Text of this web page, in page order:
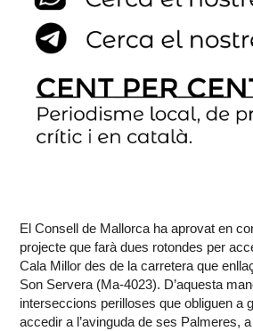
El Consell de Mallorca ha aprovat en
projecte que farà dues rotondes per
Cala Millor des de la carretera que
Son Servera (Ma-4023). D’aquesta
interseccions perilloses que obliguen a
accedir a l’avinguda de ses Palmeres,